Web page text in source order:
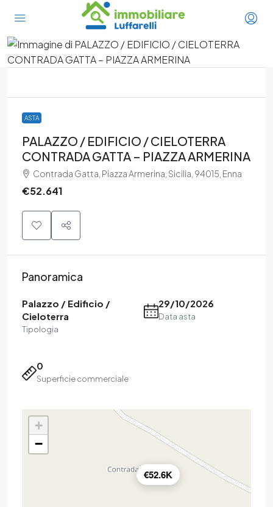
ASTA
PALAZZO / EDIFICIO / CIELOTERRA
CONTRADA GATTA – PIAZZA ARMERINA
Contrada Gatta, Piazza Armerina, Sicilia, 94015, Enna
€52.641
Panoramica
Palazzo / Edificio /
Cieloterra
Tipologia
29/10/2026
Data asta
0
Superficie commerciale
€52.6K
+
−